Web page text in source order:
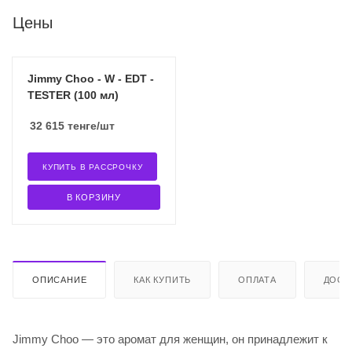
Цены
Jimmy Choo - W - EDT -
TESTER (100 мл)
32 615 тенге/шт
В КОРЗИНУ
КУПИТЬ В РАССРОЧКУ
ОПИСАНИЕ КАК КУПИТЬ ОПЛАТА
Jimmy Choo — это аромат для женщин, он принадлежит к